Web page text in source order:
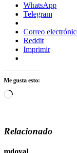
WhatsApp
Telegram
Correo
Reddit
Imprimir
Me gusta esto:
Cargando...
Relacionado
mdoval